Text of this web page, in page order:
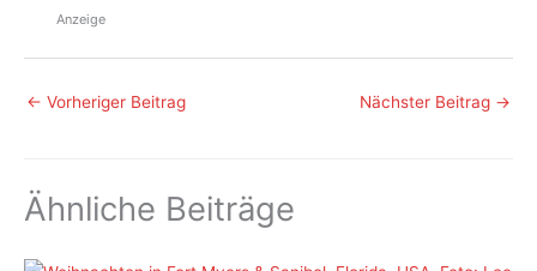
Anzeige
← Vorheriger Beitrag Nächster Beitrag →
Ähnliche Beiträge